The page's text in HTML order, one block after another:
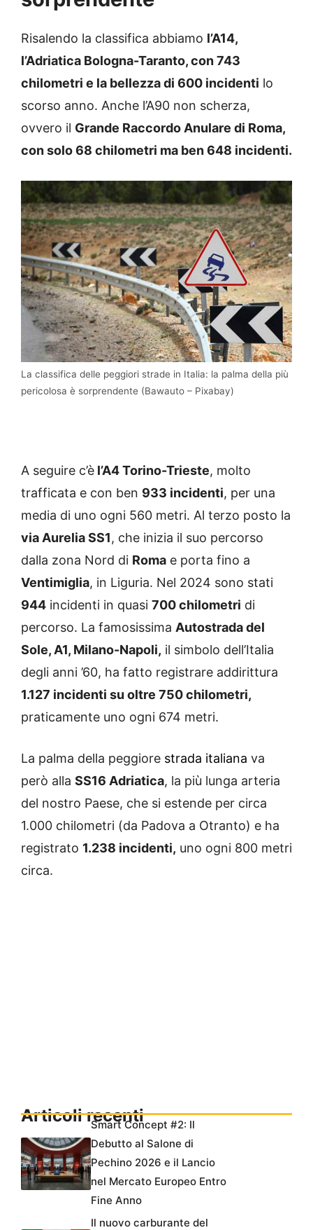
Risalendo la classifica abbiamo l’A14,
l’Adriatica Bologna-Taranto, con 743
chilometri e la bellezza di 600 incidenti lo
scorso anno. Anche l’A90 non scherza,
ovvero il Grande Raccordo Anulare di Roma,
con solo 68 chilometri ma ben 648 incidenti.
La classifica delle peggiori strade in Italia: la palma della più
pericolosa è sorprendente (Bawauto – Pixabay)
A seguire c’è l’A4 Torino-Trieste, molto
trafficata e con ben 933 incidenti, per una
media di uno ogni 560 metri. Al terzo posto la
via Aurelia SS1, che inizia il suo percorso
dalla zona Nord di Roma e porta fino a
Ventimiglia, in Liguria. Nel 2024 sono stati
944 incidenti in quasi 700 chilometri di
percorso. La famosissima Autostrada del
Sole, A1, Milano-Napoli, il simbolo dell’Italia
degli anni ’60, ha fatto registrare addirittura
1.127 incidenti su oltre 750 chilometri,
praticamente uno ogni 674 metri.
La palma della peggiore strada italiana va
però alla SS16 Adriatica, la più lunga arteria
del nostro Paese, che si estende per circa
1.000 chilometri (da Padova a Otranto) e ha
registrato 1.238 incidenti, uno ogni 800 metri
circa.
Articoli recentiSmart Concept #2: Il
Debutto al Salone di
Pechino 2026 e il Lancio
nel Mercato Europeo Entro
Fine Anno
Il nuovo carburante del